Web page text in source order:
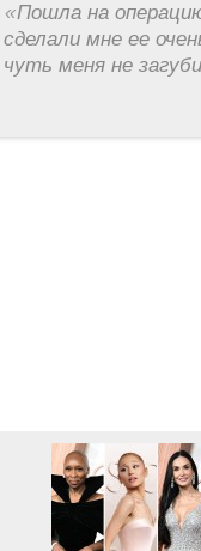
«Пошла на
сделали мне ее
чуть меня не